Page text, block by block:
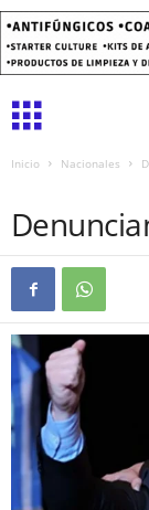
Inicio Nacionales